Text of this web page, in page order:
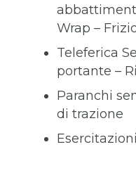
Wrap –
Teleferica
portante –
Paranchi
di trazione